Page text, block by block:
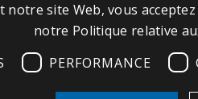
contacter
notre Showroom
site
notre site Web, vous
notre Politique relative
PERFORMANCE